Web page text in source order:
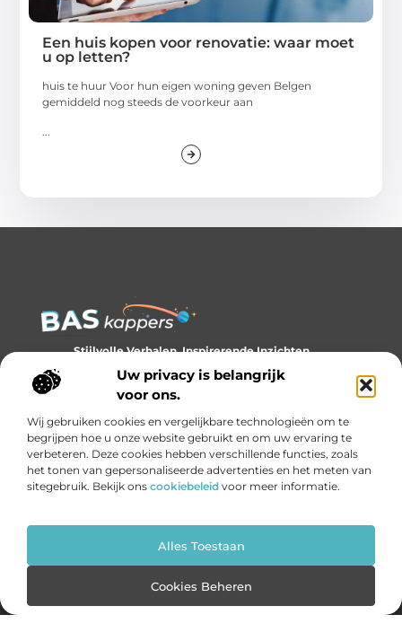
Uw privacy is belangrijk
voor ons.
Wij gebruiken cookies en vergelijkbare technologieën om te
begrijpen hoe u onze website gebruikt en om uw ervaring te
verbeteren. Deze cookies hebben verschillende functies, zoals
het tonen van gepersonaliseerde advertenties en het meten van
sitegebruik. Bekijk ons cookiebeleid voor meer informatie.
Alles Toestaan
Cookies Beheren
Een huis kopen voor renovatie: waar moet
u op letten?
huis te huur Voor hun eigen woning geven Belgen
gemiddeld nog steeds de voorkeur aan
Stijlvolle Verhalen, Inspirerende Inzichten.
Ontdek trends, tips en verhalen die je kijk op stijl verrijken.
Bericht categorie
Onze informatie
Cookiebeleid (EU)
@2025 www.bas-kappers.nl. All Right Reserved.